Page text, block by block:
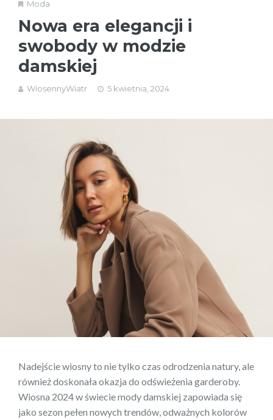
Moda
Nowa era elegancji i
swobody w modzie
damskiej
WiosennyWiatr 5 kwietnia, 2024
Nadejście wiosny to nie tylko czas odrodzenia natury, ale
również doskonała okazja do odświeżenia garderoby.
Wiosna 2024 w świecie mody damskiej zapowiada się
jako sezon pełen nowych trendów, odważnych kolorów